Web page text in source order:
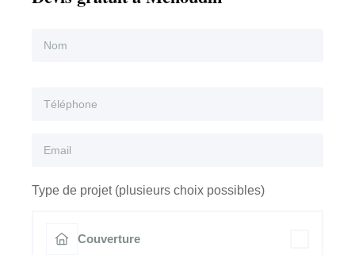
Type de projet (plusieurs choix possibles)
Couverture